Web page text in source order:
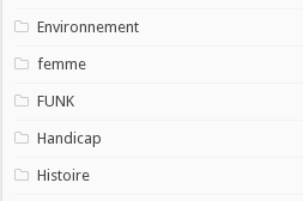
Environnement
femme
FUNK
Handicap
Histoire